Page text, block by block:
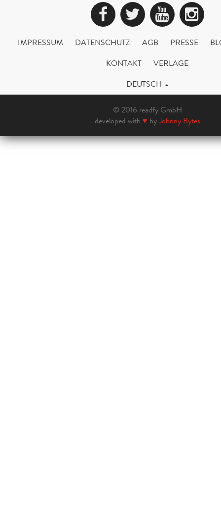
Facebook
Twitter
IMPRESSUM DATENSCHUTZ AGB PRESSE
KONTAKT
VERLAGE
DEUTSCH
© 2016 readfy GmbH
developed with ♥ byJohnny Bytes